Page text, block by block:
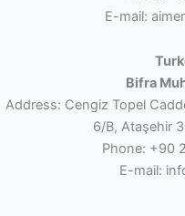
E-mail:
Bifra
Address: Cengiz Topel
6/B, Ataşehir
Phone: +90
E-mail: